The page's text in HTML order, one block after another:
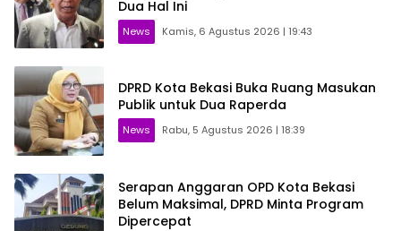
Dua Hal Ini
News Kamis, 6 Agustus 2026 | 19:43
DPRD Kota Bekasi Buka Ruang Masukan
Publik untuk Dua Raperda
News Rabu, 5 Agustus 2026 | 18:39
Serapan Anggaran OPD Kota Bekasi
Belum Maksimal, DPRD Minta Program
Dipercepat